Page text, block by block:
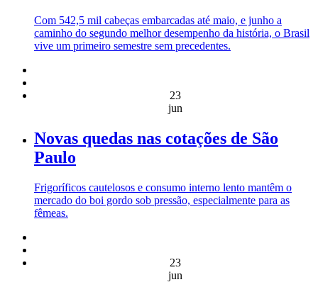
Com 542,5 mil cabeças embarcadas até maio, e junho a
caminho do segundo melhor desempenho da história, o Brasil
vive um primeiro semestre sem precedentes.
23
jun
Novas quedas nas cotações de São
Paulo
Frigoríficos cautelosos e consumo interno lento mantêm o
mercado do boi gordo sob pressão, especialmente para as
fêmeas.
23
jun